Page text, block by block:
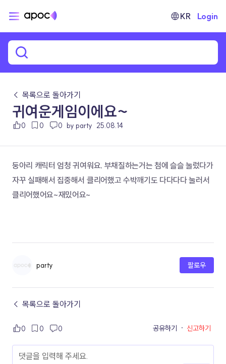
KR Login
← 목록으로 돌아가기
귀여운게임이에요~
0 0 0 by party 25.08.14
둥아리 캐릭터 엄청 귀여워요. 부채질하는거는 첨에 슬슬 눌렀다가
자꾸 실패해서 집중해서 클리어했고 수박깨기도 다다다다 눌러서
클리어했어요~재밌어요~
party 팔로우
← 목록으로 돌아가기
0 0 0 공유하기 · 신고하기